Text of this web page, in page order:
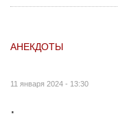
АНЕКДОТЫ
11 января 2024 - 13:30
.